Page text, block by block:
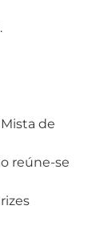
de
reúne-se